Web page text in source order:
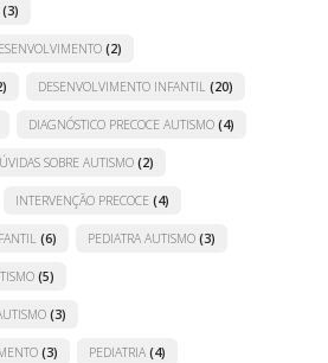
(3)
(2)
DESENVOLVIMENTO INFANTIL (20)
DIAGNÓSTICO PRECOCE AUTISMO (4)
SOBRE AUTISMO (2)
INTERVENÇÃO PRECOCE (4)
(6) PEDIATRA AUTISMO (3)
(5)
(3)
(3) PEDIATRIA (4)